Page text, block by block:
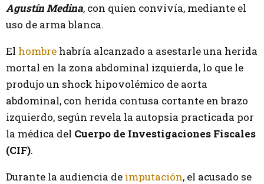
Agustín Medina, con quien convivía, mediante el
uso de arma blanca.
El hombre habría alcanzado a asestarle una herida
mortal en la zona abdominal izquierda, lo que le
produjo un shock hipovolémico de aorta
abdominal, con herida contusa cortante en brazo
izquierdo, según revela la autopsia practicada por
la médica del Cuerpo de Investigaciones Fiscales
(CIF).
Durante la audiencia de imputación, el acusado se